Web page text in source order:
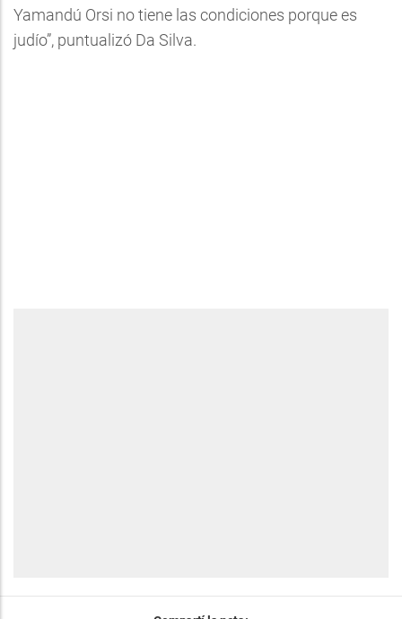
Yamandú Orsi no tiene las condiciones porque es
judío”, puntualizó Da Silva.